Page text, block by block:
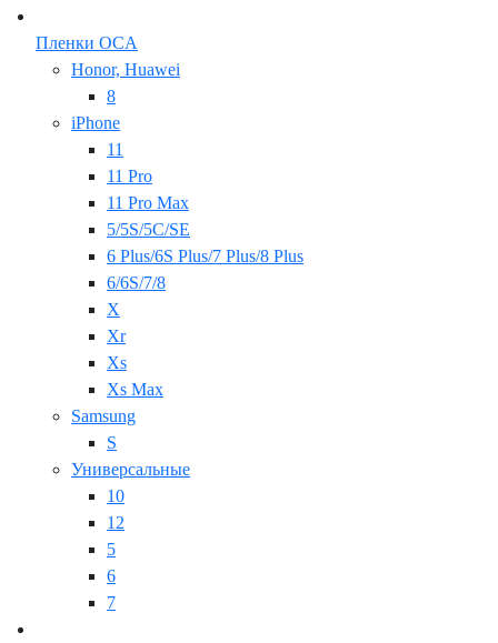
Пленки OCA
Honor, Huawei
8
iPhone
11
11 Pro
11 Pro Max
5/5S/5C/SE
6 Plus/6S Plus/7 Plus/8 Plus
6/6S/7/8
X
Xr
Xs
Xs Max
Samsung
S
Универсальные
10
12
5
6
7